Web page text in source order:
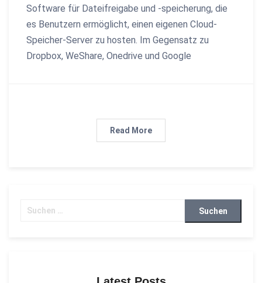
Software für Dateifreigabe und -speicherung, die
es Benutzern ermöglicht, einen eigenen Cloud-
Speicher-Server zu hosten. Im Gegensatz zu
Dropbox, WeShare, Onedrive und Google
Read More
Suchen